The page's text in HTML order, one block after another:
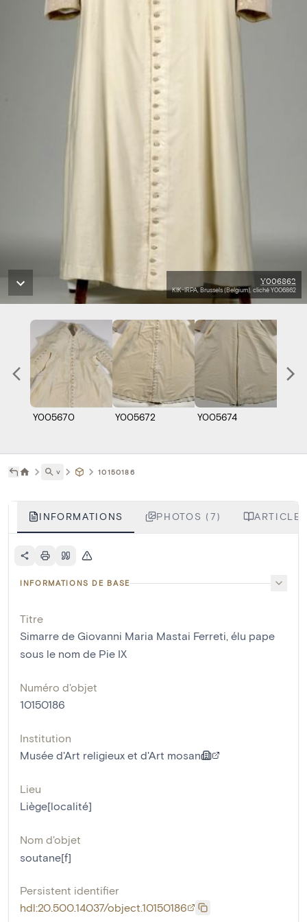
Y006862
KIK-IRPA, Brussels (Belgium), cliché Y006862
Y005670 Y005672 Y005674
˅ 10150186
INFORMATIONS PHOTOS (7)
INFORMATIONS DE BASE
Titre
Simarre de Giovanni Maria Mastai Ferreti, élu pape
sous le nom de Pie IX
Numéro d'objet
10150186
Institution
Musée d'Art religieux et d'Art mosan
Lieu
Liège[localité]
Nom d'objet
soutane[f]
Persistent identifier
hdl:20.500.14037/object.10150186